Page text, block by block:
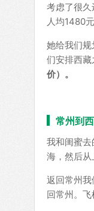
考虑了很
人均1480元
她给我们
们安排西藏
价）。
常州到
我和闺蜜
海，然后从
返回常州
回常州。